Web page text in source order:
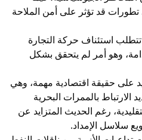
قد تؤثر على أمن الملاحة
استئناف حركة التجارة
وهو أمر لم يتحقق بشكل
على حقيقة اقتصادية مهمة، وهي
الارتباط بالممرات البحرية
رغم الحديث المتزايد عن
سلاسل الإمداد.